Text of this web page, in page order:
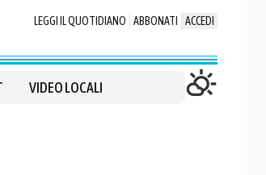
LEGGI IL QUOTIDIANO ABBONATI ACCEDI
VIDEO LOCALI